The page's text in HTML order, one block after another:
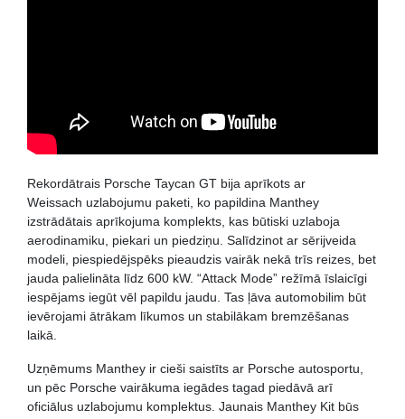
Rekordātrais Porsche Taycan GT bija aprīkots ar
Weissach uzlabojumu paketi, ko papildina Manthey
izstrādātais aprīkojuma komplekts, kas būtiski uzlaboja
aerodinamiku, piekari un piedziņu. Salīdzinot ar sērijveida
modeli, piespiedējspēks pieaudzis vairāk nekā trīs reizes, bet
jauda palielināta līdz 600 kW. “Attack Mode” režīmā īslaicīgi
iespējams iegūt vēl papildu jaudu. Tas ļāva automobilim būt
ievērojami ātrākam līkumos un stabilākam bremzēšanas
laikā.
Uzņēmums Manthey ir cieši saistīts ar Porsche autosportu,
un pēc Porsche vairākuma iegādes tagad piedāvā arī
oficiālus uzlabojumu komplektus. Jaunais Manthey Kit būs